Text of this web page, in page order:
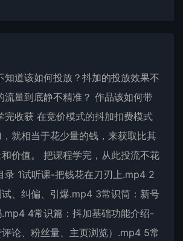
知道该如何投放？抖加的投放效果不
流量到底静不精准？ 作品该如何带
完收获 在竞价模式的抖加扣费模式
就相当于花少量的钱，来获取比其
价值。 把课程学完，从此投流不花
录 1试听课-把钱花在刀刃上.mp4 2
、纠偏、引爆.mp4 3常识筒：新号
4常识篇：抖加基础功能介绍-
论、粉丝量、主页浏览）.mp4 5常